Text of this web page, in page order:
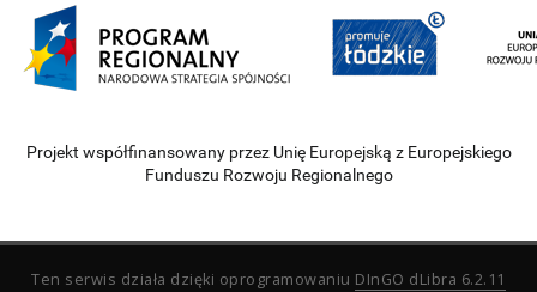
Projekt współfinansowany przez Unię Europejską z Europejskiego
Funduszu Rozwoju Regionalnego
Ten serwis działa dzięki oprogramowaniu DInGO dLibra 6.2.11